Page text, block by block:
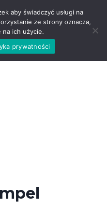
aby świadczyć usługi na
ze strony oznacza,
na ich użycie.
prywatności